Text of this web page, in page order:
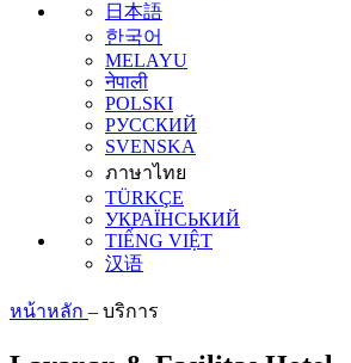
日本語
한국어
MELAYU
नेपाली
POLSKI
РУССКИЙ
SVENSKA
ภาษาไทย
TÜRKÇE
УКРАЇНСЬКИЙ
TIẾNG VIỆT
汉语
หน้าหลัก – บริการ